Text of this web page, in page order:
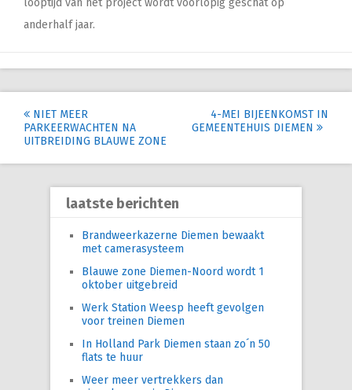
anderhalf jaar.
Post
navigation
NIET MEER
PARKEERWACHTEN NA
UITBREIDING BLAUWE ZONE
4-MEI BIJEENKOMST IN
GEMEENTEHUIS DIEMEN
laatste berichten
Brandweerkazerne Diemen bewaakt
met camerasysteem
Blauwe zone Diemen-Noord wordt 1
oktober uitgebreid
Werk Station Weesp heeft gevolgen
voor treinen Diemen
In Holland Park Diemen staan zo´n 50
flats te huur
Weer meer vertrekkers dan